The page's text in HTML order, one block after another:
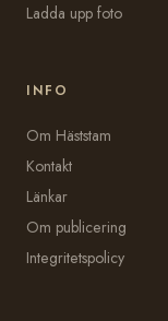
Ladda upp foto
INFO
Om Häststam
Kontakt
Länkar
Om publicering
Integritetspolicy